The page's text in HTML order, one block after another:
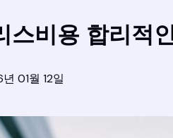
스비용 합리적
01월 12일